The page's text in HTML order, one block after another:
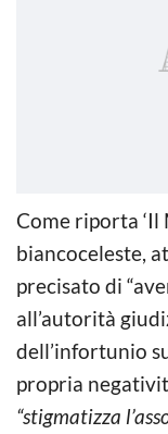
Come riporta ‘Il
biancoceleste,
precisato di
all’autorità
dell’infortunio
propria
“stigmatizza